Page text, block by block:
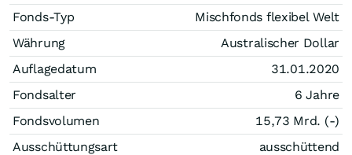
Fonds-Typ
Mischfonds flexibel Welt
Währung
Australischer Dollar
Auflagedatum
31.01.2020
Fondsalter
6 Jahre
Fondsvolumen
15,73 Mrd. (-)
Ausschüttungsart
ausschüttend